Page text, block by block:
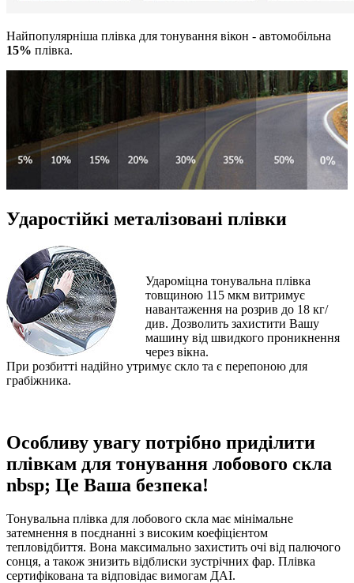
Найпопулярніша плівка для тонування вікон - автомобільна
15% плівка.
Ударостійкі металізовані плівки
Удароміцна тонувальна плівка
товщиною 115 мкм витримує
навантаження на розрив до 18 кг/
див. Дозволить захистити Вашу
машину від швидкого проникнення
через вікна.
При розбитті надійно утримує скло та є перепоною для
грабіжника.
Особливу увагу потрібно приділити
плівкам для тонування лобового скла
nbsp; Це Ваша безпека!
Тонувальна плівка для лобового скла має мінімальне
затемнення в поєднанні з високим коефіцієнтом
тепловідбиття. Вона максимально захистить очі від палючого
сонця, а також знизить відблиски зустрічних фар. Плівка
сертифікована та відповідає вимогам ДАІ.